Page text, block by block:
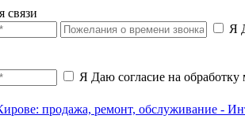
связи
Я
Я Даю согласие на обработку